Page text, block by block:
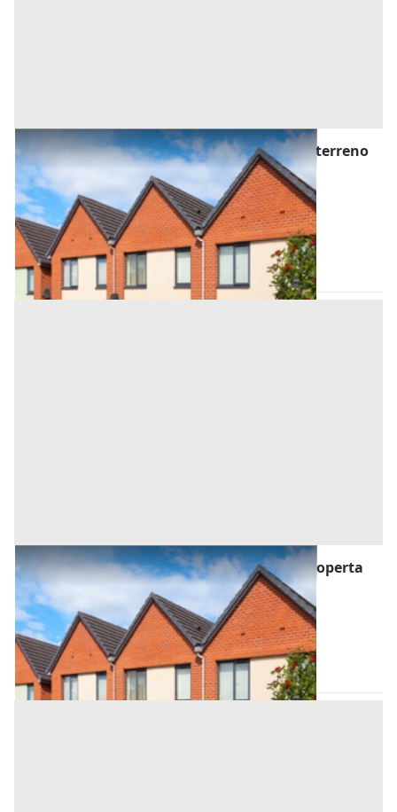
Asta Complesso immobiliare con villette e terreno
agricolo
Saonara (Padova)
Offerta minima
389.250 € 519.000 €
Codice asta:f45b6f64
Asta chiusa
Asta Villette a schiera con garage e area scoperta
Montebelluna (Treviso)
Offerta minima
594.000 € 792.000 €
Codice asta:1a4e192c
Asta chiusa